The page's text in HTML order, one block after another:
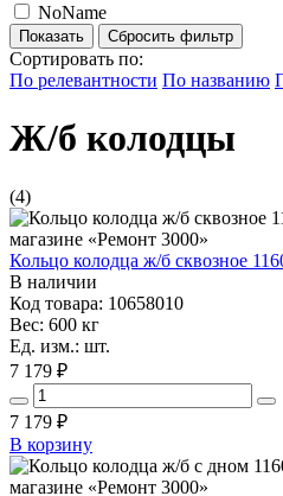
NoName
Сбросить фильтр
Сортировать по:
По релевантности По названию
Ж/б колодцы
(4)
Кольцо колодца ж/б сквозное
В наличии
Код товара: 10658010
Вес: 600 кг
Ед. изм.: шт.
7 179 ₽
7 179 ₽
В корзину